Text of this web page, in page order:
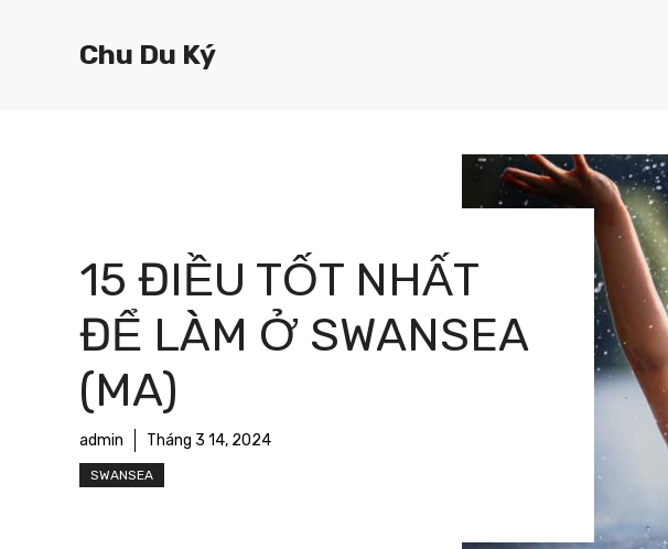
Chu Du Ký
15 ĐIỀU TỐT NHẤT
ĐỂ LÀM Ở SWANSEA
(MA)
admin Tháng 3 14, 2024
SWANSEA